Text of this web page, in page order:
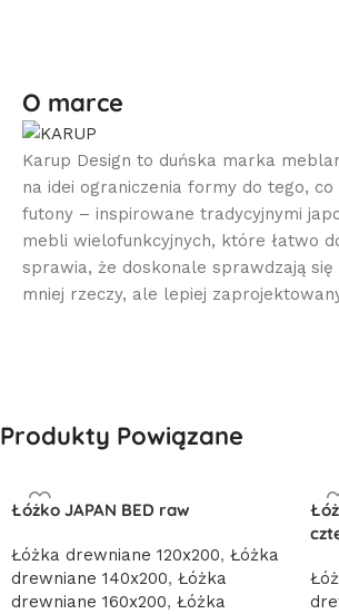
O marce
Karup Design to duńska marka
na idei ograniczenia formy do tego,
futony – inspirowane tradycyjnymi
mebli wielofunkcyjnych, które łatwo
sprawia, że doskonale sprawdzają
mniej rzeczy, ale lepiej
Produkty Powiązane
Łóżko JAPAN BED raw
Łóżka drewniane 120x200, Łóżka
drewniane 140x200, Łóżka
drewniane 160x200, Łóżka